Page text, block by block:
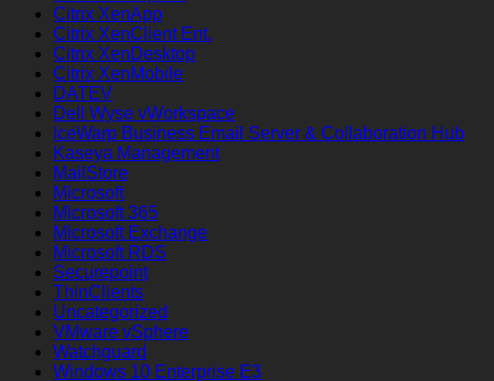
Citrix XenApp
Citrix XenClient Ent.
Citrix XenDesktop
Citrix XenMobile
DATEV
Dell Wyse vWorkspace
IceWarp Business Email Server & Collaboration Hub
Kaseya Management
MailStore
Microsoft
Microsoft 365
Microsoft Exchange
Microsoft RDS
Securepoint
ThinClients
Uncategorized
VMware vSphere
Watchguard
Windows 10 Enterprise E3